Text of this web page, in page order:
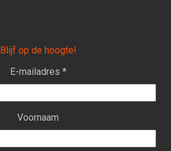
Blijf op de hoogte!
E-mailadres *
Voornaam